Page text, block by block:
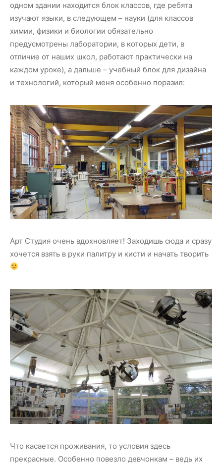
одном здании находится блок классов, где ребята
изучают языки, в следующем – науки (для классов
химии, физики и биологии обязательно
предусмотрены лаборатории, в которых дети, в
отличие от наших школ, работают практически на
каждом уроке), а дальше – учебный блок для дизайна
и технологий, который меня особенно поразил:
Арт Студия очень вдохновляет! Заходишь сюда и сразу
хочется взять в руки палитру и кисти и начать творить
Что касается проживания, то условия здесь
прекрасные. Особенно повезло девчонкам – ведь их